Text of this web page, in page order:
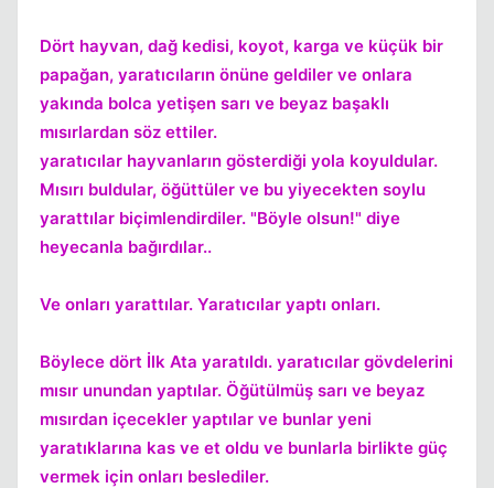
Dört hayvan, dağ kedisi, koyot, karga ve küçük bir
papağan, yaratıcıların önüne geldiler ve onlara
yakında bolca yetişen sarı ve beyaz başaklı
mısırlardan söz ettiler.
yaratıcılar hayvanların gösterdiği yola koyuldular.
Mısırı buldular, öğüttüler ve bu yiyecekten soylu
yarattılar biçimlendirdiler. "Böyle olsun!" diye
heyecanla bağırdılar..
Ve onları yarattılar. Yaratıcılar yaptı onları.
Böylece dört İlk Ata yaratıldı. yaratıcılar gövdelerini
mısır unundan yaptılar. Öğütülmüş sarı ve beyaz
mısırdan içecekler yaptılar ve bunlar yeni
yaratıklarına kas ve et oldu ve bunlarla birlikte güç
vermek için onları beslediler.